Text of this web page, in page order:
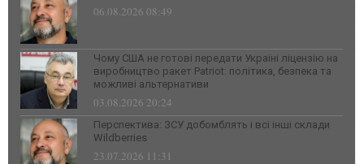
06.08.2026 08:49
Чому США не готові передати Україні ліцензію на
виробництво ракет Patriot: політика, безпека та
можливі альтернативи
03.08.2026 20:24
Перспектива: ЗСУ добомблять і всі інші склади
Wildberries
23.07.2026 11:31